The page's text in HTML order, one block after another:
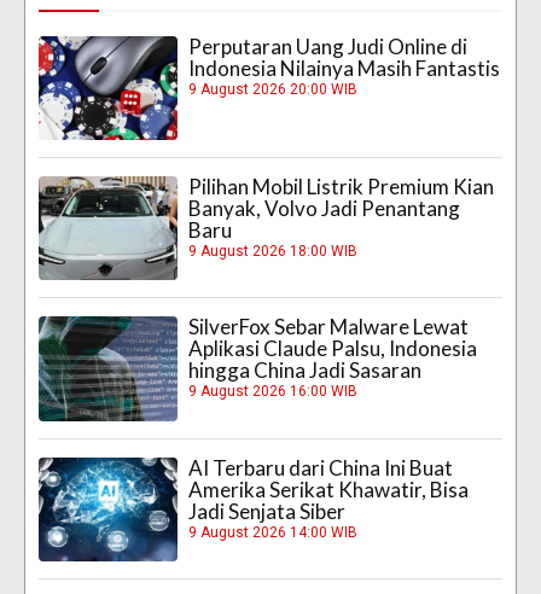
Perputaran Uang Judi Online di
Indonesia Nilainya Masih Fantastis
9 August 2026 20:00 WIB
Pilihan Mobil Listrik Premium Kian
Banyak, Volvo Jadi Penantang
Baru
9 August 2026 18:00 WIB
SilverFox Sebar Malware Lewat
Aplikasi Claude Palsu, Indonesia
hingga China Jadi Sasaran
9 August 2026 16:00 WIB
AI Terbaru dari China Ini Buat
Amerika Serikat Khawatir, Bisa
Jadi Senjata Siber
9 August 2026 14:00 WIB